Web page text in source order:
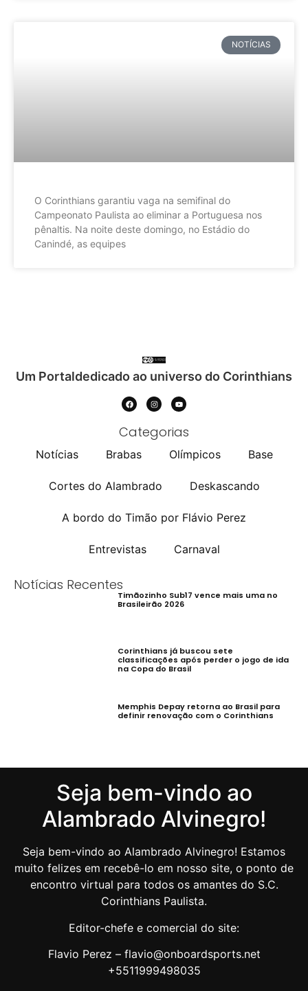
NOTÍCIAS
O Corinthians garantiu vaga na semifinal do
Campeonato Paulista ao eliminar a Portuguesa nos
pênaltis. Na noite deste domingo, no Estádio do
Canindé, as equipes
Um Portaldedicado ao universo do Corinthians
Categorias
Notícias Brabas Olímpicos Base
Cortes do Alambrado Deskascando
A bordo do Timão por Flávio Perez
Entrevistas Carnaval
Notícias Recentes
Timãozinho Sub17 vence mais uma no
Brasileirão 2026
Corinthians já buscou sete
classificações após perder o jogo de ida
na Copa do Brasil
Memphis Depay retorna ao Brasil para
definir renovação com o Corinthians
Seja bem-vindo ao
Alambrado Alvinegro!
Seja bem-vindo ao Alambrado Alvinegro! Estamos
muito felizes em recebê-lo em nosso site, o ponto de
encontro virtual para todos os amantes do S.C.
Corinthians Paulista.
Editor-chefe e comercial do site:
Flavio Perez – flavio@onboardsports.net
+5511999498035